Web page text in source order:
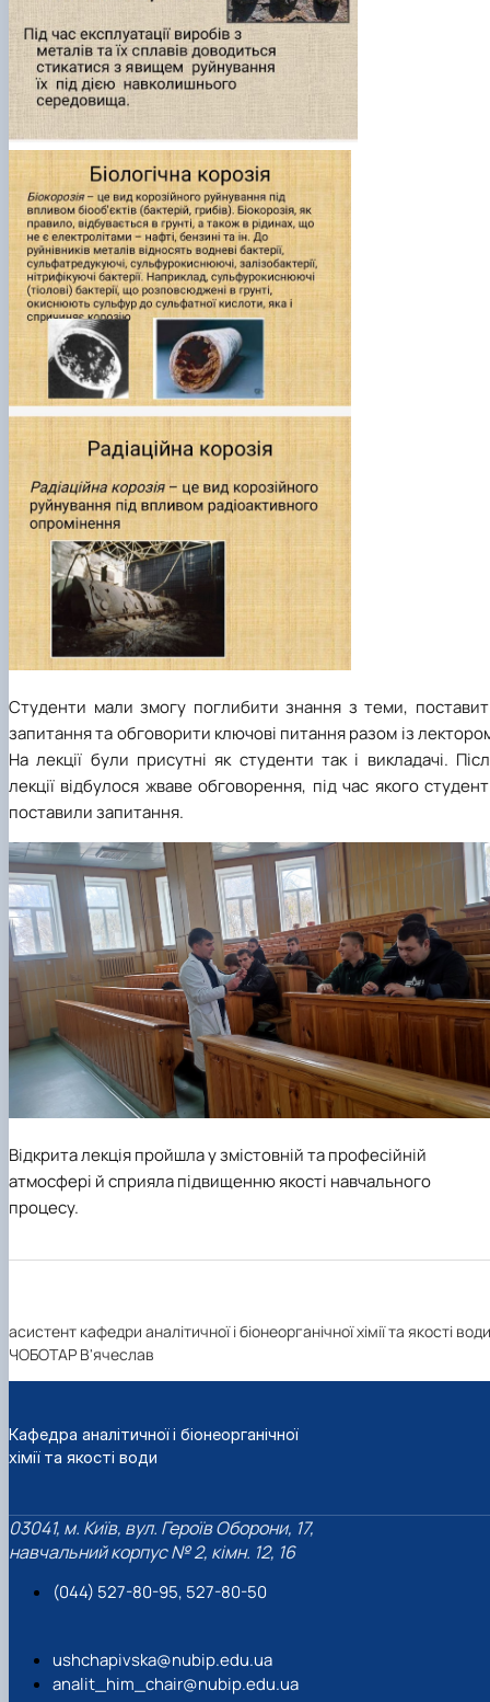
Студенти мали змогу поглибити знання з теми,
запитання та обговорити ключові питання разом із
На лекції були присутні як студенти так і викладачі.
лекції відбулося жваве обговорення, під час якого
поставили запитання.
Відкрита лекція пройшла у змістовній та професійній
атмосфері й сприяла підвищенню якості навчального
процесу.
асистент кафедри аналітичної і біонеорганічної хімії та якості води
ЧОБОТАР В'ячеслав
Кафедра аналітичної і біонеорганічної
хімії та якості води
03041, м. Київ, вул. Героїв Оборони, 17,
навчальний корпус № 2, кімн. 12, 16
(044) 527-80-95, 527-80-50
ushchapivska@nubip.edu.ua
analit_him_chair@nubip.edu.ua